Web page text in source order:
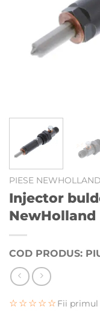
PIESE NEWHOLLAND
Injector
NewHolland
COD PRODUS:
☆☆☆☆☆ Fii primul